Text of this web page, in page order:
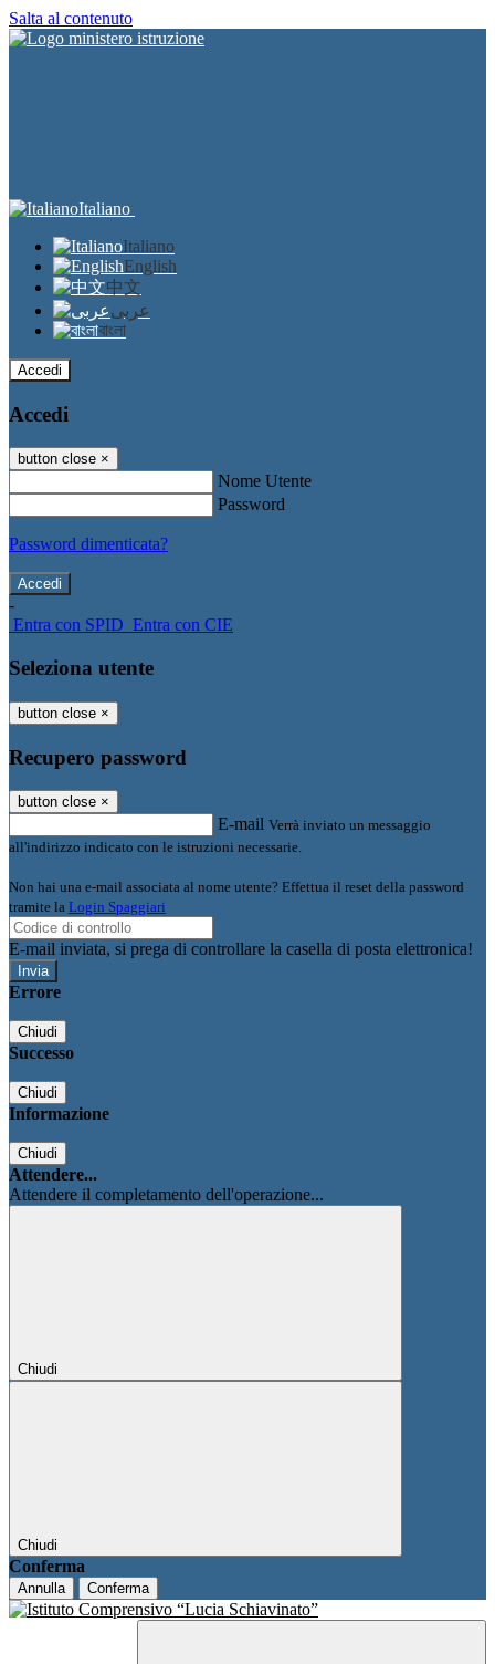
Salta al contenuto
Italiano
Italiano
English
中文
عربى
বাংলা
Accedi
Accedi
button close ×
Nome Utente
Password
Password dimenticata?
-
Entra con SPID Entra con CIE
Seleziona utente
button close ×
Recupero password
button close ×
E-mail Verrà inviato un messaggio
all'indirizzo indicato con le istruzioni necessarie.
Non hai una e-mail associata al nome utente? Effettua il reset della password
tramite la Login Spaggiari
E-mail inviata, si prega di controllare la casella di posta elettronica!
Errore
Chiudi
Successo
Chiudi
Informazione
Chiudi
Attendere...
Attendere il completamento dell'operazione...
Chiudi
Chiudi
Conferma
Annulla Conferma